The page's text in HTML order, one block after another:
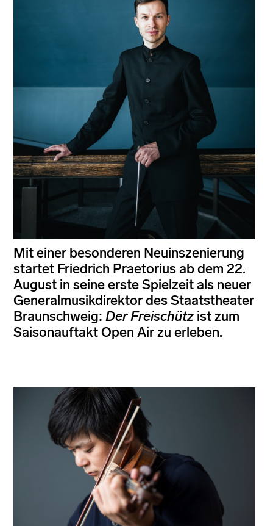
Mit einer besonderen Neuinszenierung
startet Friedrich Praetorius ab dem 22.
August in seine erste Spielzeit als neuer
Generalmusikdirektor des Staatstheater
Braunschweig: Der Freischütz ist zum
Saisonauftakt Open Air zu erleben.